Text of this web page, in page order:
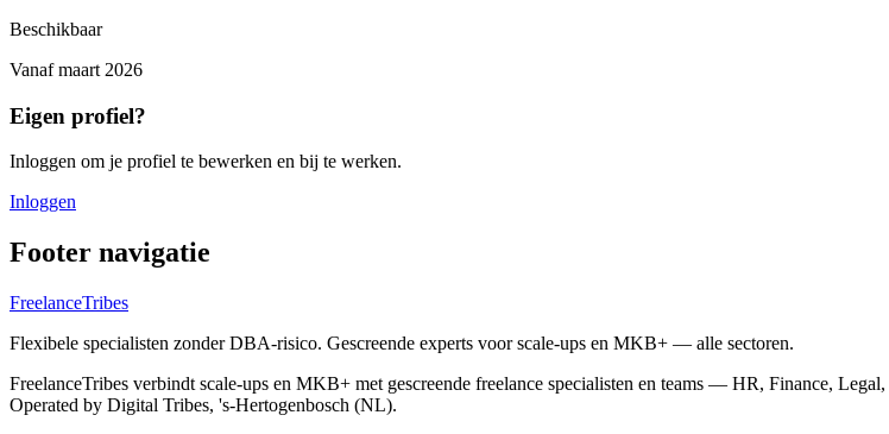
Beschikbaar
Vanaf maart 2026
Eigen profiel?
Inloggen om je profiel te bewerken en bij te werken.
Inloggen
Footer navigatie
FreelanceTribes
Flexibele specialisten zonder DBA-risico. Gescreende experts voor scale-ups en MKB+ — alle sectoren.
FreelanceTribes verbindt scale-ups en MKB+ met gescreende freelance specialisten en teams — HR, Finance,
Operated by Digital Tribes, 's-Hertogenbosch (NL).